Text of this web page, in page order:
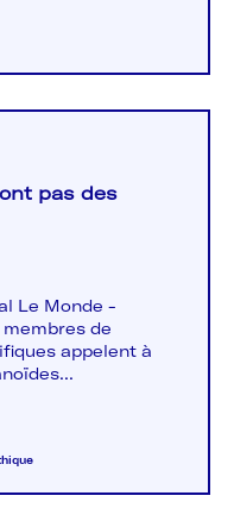
pas des
Le Monde -
de
appelent à